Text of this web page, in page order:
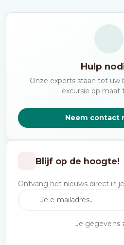
Hulp
Onze experts staan tot uw
excursie op maat
Neem contact
Blijf op de hoogte!
Ontvang het nieuws direct in
Je gegevens